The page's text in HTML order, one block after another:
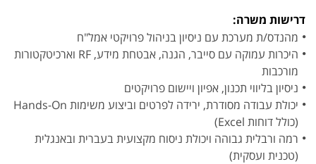
דרישות משרה:
מהנדס/ת מערכת עם ניסיון בניהול פרויקטי אמל"ח
היכרות עמוקה עם סייבר, הגנה, אבטחת מידע, RF וארכיטקטורות
מורכבות
ניסיון בליווי תכנון, אפיון ויישום פרויקטים
יכולת עבודה מסודרת, ירידה לפרטים וביצוע משימות Hands-On
(כולל דוחות Excel)
רמה ורבלית גבוהה ויכולת ניסוח מקצועית בעברית ובאנגלית
(טכנית ועסקית)